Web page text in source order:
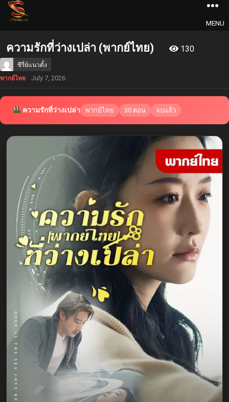
MENU
ความรักที่ว่างเปล่า (พากย์ไทย) 130
ซีรี่ย์แนวตั้ง
พากย์ไทย
July 7, 2026
ความรักที่ว่างเปล่า พากย์ไทย 30 ตอน จบแล้ว